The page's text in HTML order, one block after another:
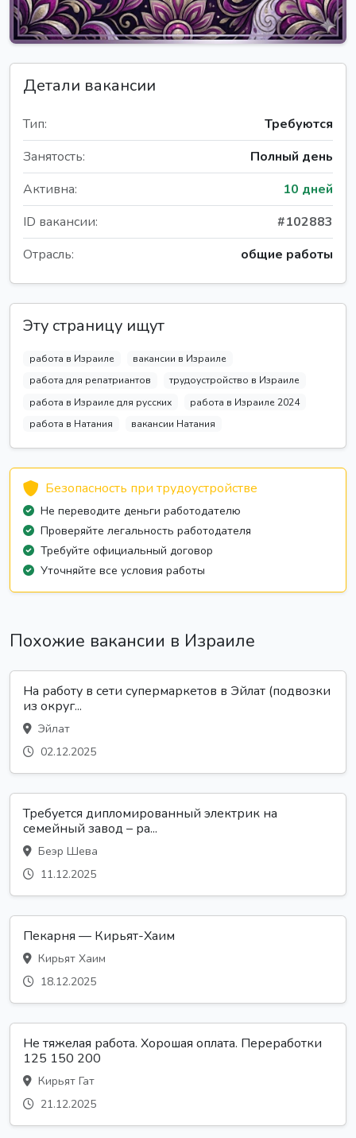
Детали вакансии
Тип:
Требуются
Занятость:
Полный день
Активна:
10 дней
ID вакансии:
#102883
Отрасль:
общие работы
Эту страницу ищут
работа в Израиле
вакансии в Израиле
работа для репатриантов
трудоустройство в Израиле
работа в Израиле для русских
работа в Израиле 2024
работа в Натания
вакансии Натания
Безопасность при трудоустройстве
Не переводите деньги работодателю
Проверяйте легальность работодателя
Требуйте официальный договор
Уточняйте все условия работы
Похожие вакансии в Израиле
На работу в сети супермаркетов в Эйлат (подвозки
из округ...
Эйлат
02.12.2025
Требуется дипломированный электрик на
семейный завод – ра...
Беэр Шева
11.12.2025
Пекарня — Кирьят-Хаим
Кирьят Хаим
18.12.2025
Не тяжелая работа. Хорошая оплата. Переработки
125 150 200
Кирьят Гат
21.12.2025